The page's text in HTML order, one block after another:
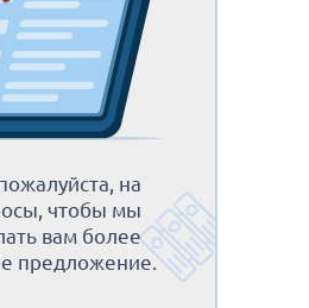
на
чтобы мы
вам более
предложение.